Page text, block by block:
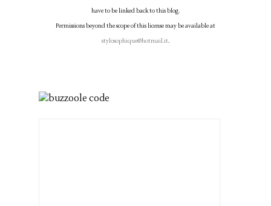
have to be linked back to this blog.
Permissions beyond the scope of this license may be available at
stylosophique@hotmail.it.